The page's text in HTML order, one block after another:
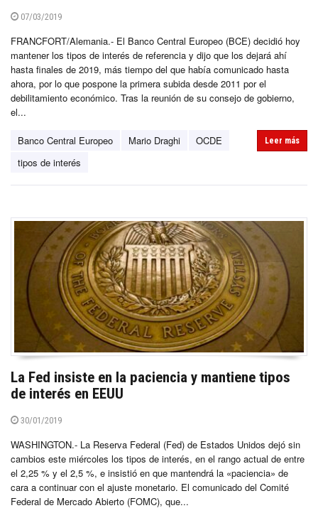
07/03/2019
FRANCFORT/Alemania.- El Banco Central Europeo (BCE) decidió hoy
mantener los tipos de interés de referencia y dijo que los dejará ahí
hasta finales de 2019, más tiempo del que había comunicado hasta
ahora, por lo que pospone la primera subida desde 2011 por el
debilitamiento económico. Tras la reunión de su consejo de gobierno,
el...
Banco Central Europeo Mario Draghi
OCDE
tipos de interés
Leer más
La Fed insiste en la paciencia y mantiene tipos
de interés en EEUU
30/01/2019
WASHINGTON.- La Reserva Federal (Fed) de Estados Unidos dejó sin
cambios este miércoles los tipos de interés, en el rango actual de entre
el 2,25 % y el 2,5 %, e insistió en que mantendrá la «paciencia» de
cara a continuar con el ajuste monetario. El comunicado del Comité
Federal de Mercado Abierto (FOMC), que...